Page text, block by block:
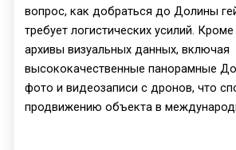
вопрос, как добраться до Долины
требует логистических усилий.
архивы визуальных данных, включая
высококачественные панорамные
фото и видеозаписи с дронов, что
продвижению объекта в